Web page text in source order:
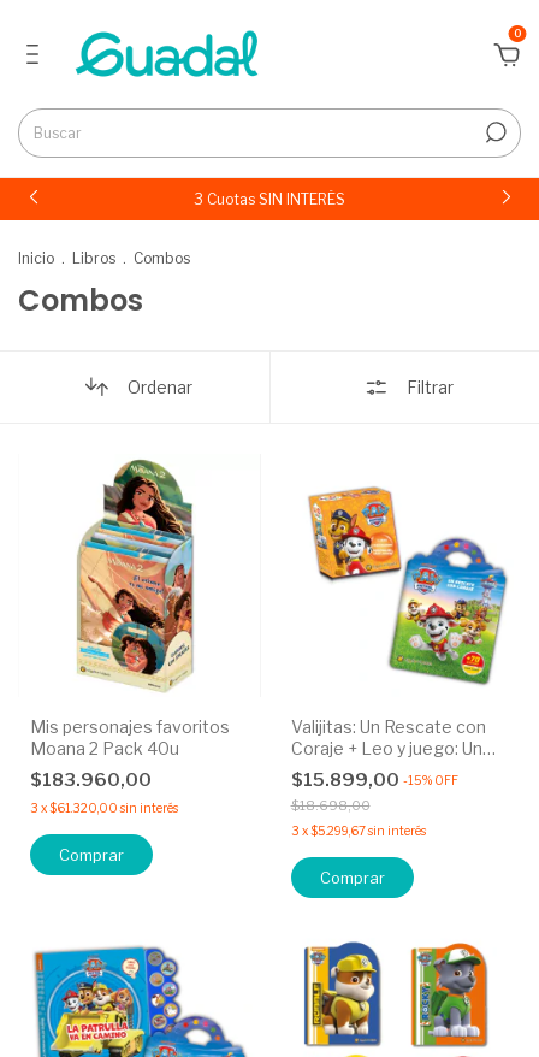
0
3 Cuotas SIN INTERÉS
Inicio . Libros . Combos
Combos
Ordenar Filtrar
Mis personajes favoritos
Moana 2 Pack 40u
$183.960,00
3 x$61.320,00 sin interés
Valijitas: Un Rescate con
Coraje + Leo y juego: Un
juego de Básquet
$15.899,00 -15% OFF
$18.698,00
3 x$5.299,67sin interés